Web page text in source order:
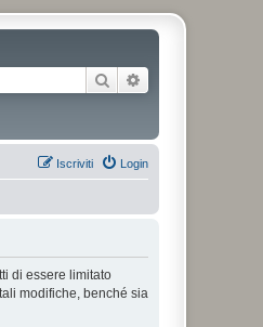
Cerca
Login
Iscriviti
di essere limitato
modifiche, benché sia